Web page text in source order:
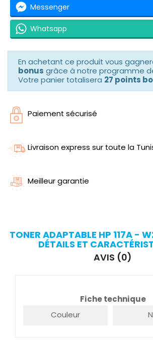
Messenger
Whatsapp
En achetant ce produit vous
bonus grâce à notre programme
Votre panier totalisera 27 points
Paiement sécurisé
Livraison express sur toute la
Meilleur garantie
TONER ADAPTABLE HP 117A -
DÉTAILS ET
AVIS (0)
Fiche technique
Couleur